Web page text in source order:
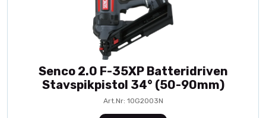
Senco 2.0 F-35XP Batteridriven
Stavspikpistol 34° (50-90mm)
Art.Nr: 10G2003N